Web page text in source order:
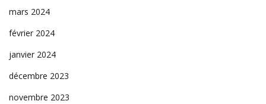
mars 2024
février 2024
janvier 2024
décembre 2023
novembre 2023